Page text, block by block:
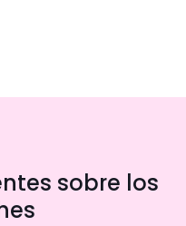
sobre los